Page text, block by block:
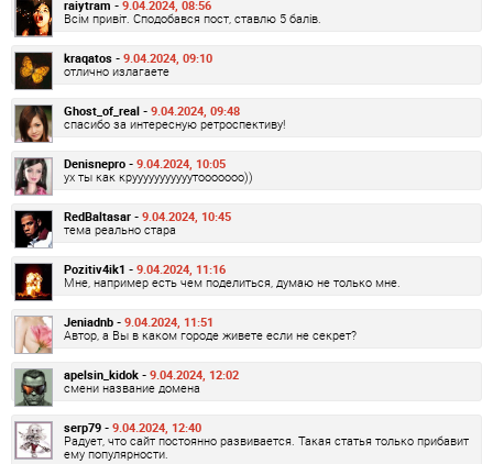
raiytram - 9.04.2024, 08:56
Всім привіт. Сподобався пост, ставлю 5 балів.
kraqatos - 9.04.2024, 09:10
отлично излагаете
Ghost_of_real - 9.04.2024, 09:48
спасибо за интересную ретроспективу!
Denisnepro - 9.04.2024, 10:05
ух ты как крууууууууууутооооооо))
RedBaltasar - 9.04.2024, 10:45
тема реально стара
Pozitiv4ik1 - 9.04.2024, 11:16
Мне, например есть чем поделиться, думаю не только мне.
Jeniadnb - 9.04.2024, 11:51
Автор, а Вы в каком городе живете если не секрет?
apelsin_kidok - 9.04.2024, 12:02
смени название домена
serp79 - 9.04.2024, 12:40
Радует, что сайт постоянно развивается. Такая статья только прибавит
ему популярности.